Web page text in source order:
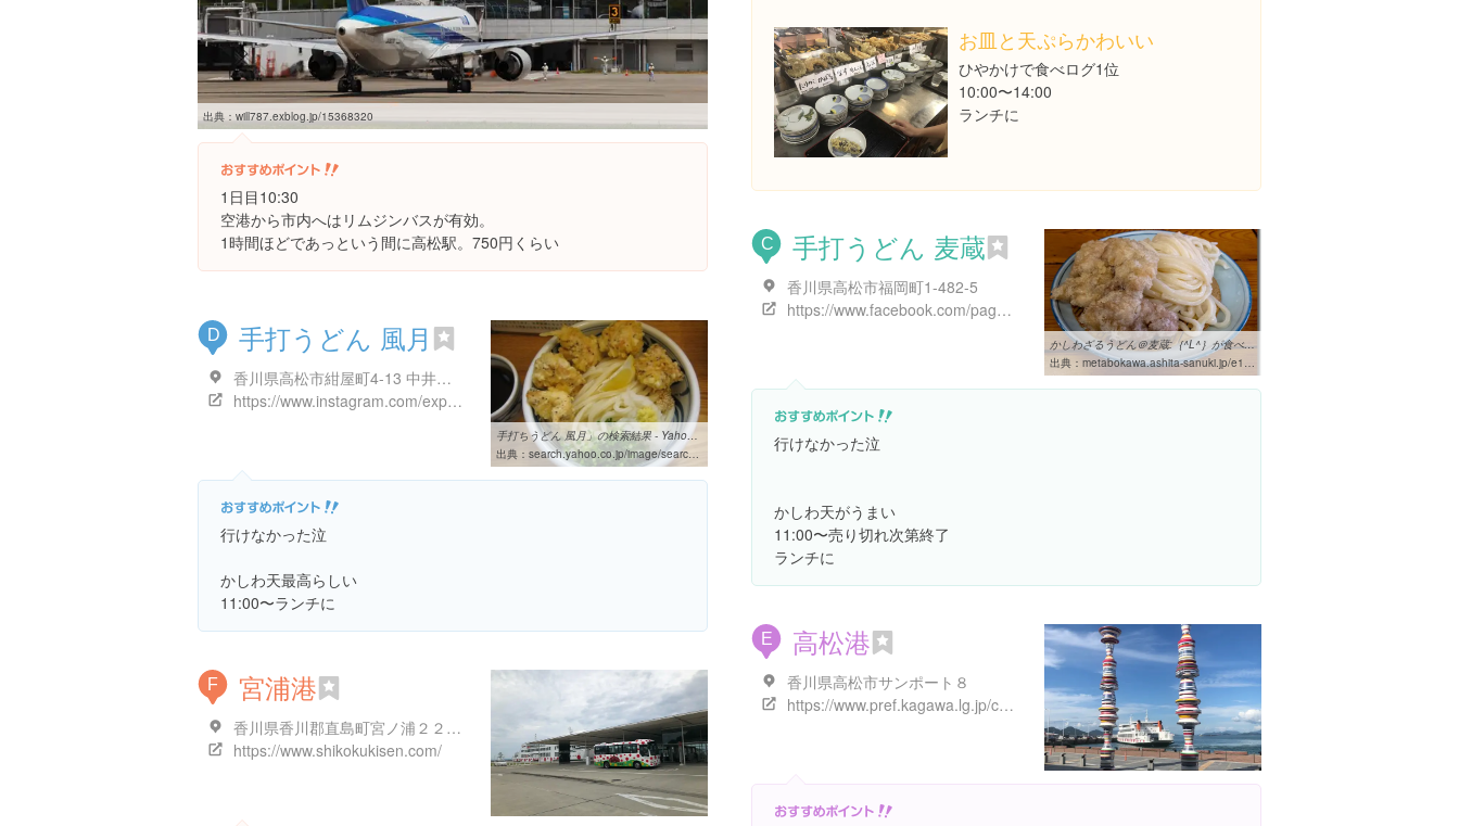
出典： will787.exblog.jp/15368320
1日目10:30
空港から市内へはリムジンバスが有効。
1時間ほどであっという間に高松駅。750円くらい
お皿と天ぷらかわいい
ひやかけで食べログ1位
10:00〜14:00
ランチに
C 手打うどん 麦蔵
香川県高松市福岡町1-482-5
https://www.facebook.com/pages/%E9%BA%A6%E8%94%B5/211858358845979
かしわざるうどん＠麦蔵:｛^L^｝が食べたもん
出典： metabokawa.ashita-sanuki.jp/e1007979.html
行けなかった泣
かしわ天がうまい
11:00〜売り切れ次第終了
ランチに
D 手打うどん 風月
香川県高松市紺屋町4-13 中井ビル１F
https://www.instagram.com/explore/locations/5765022
手打ちうどん 風月」の検索結果 - Yahoo!検索（画像）
出典： search.yahoo.co.jp/image/search?ei=UTF-8&fr=lmd_poi&p=%E6%89%8B%E6%89%93%E3%81%A1%E3%81%86%E3%81%A9%E3%82%93%20%E9%A2%A8%E6%9C%88
行けなかった泣
かしわ天最高らしい
11:00〜ランチに
E 高松港
香川県高松市サンポート８
https://www.pref.kagawa.lg.jp/content/etc/subsite/port_takamatsu/kaisou1st1/index.shtml
F 宮浦港
香川県香川郡直島町宮ノ浦２２４９-４０
https://www.shikokukisen.com/